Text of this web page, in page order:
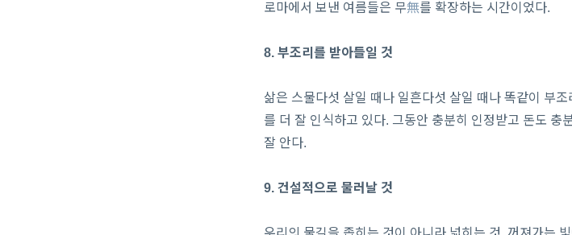
로마에서 보낸 여름들은 무無를 확장하는 시간이었다.
8. 부조리를 받아들일 것
삶은 스물다섯 살일 때나 일흔다섯 살일 때나 똑같이 부
를 더 잘 인식하고 있다. 그동안 충분히 인정받고 돈도 충
잘 안다.
9. 건설적으로 물러날 것